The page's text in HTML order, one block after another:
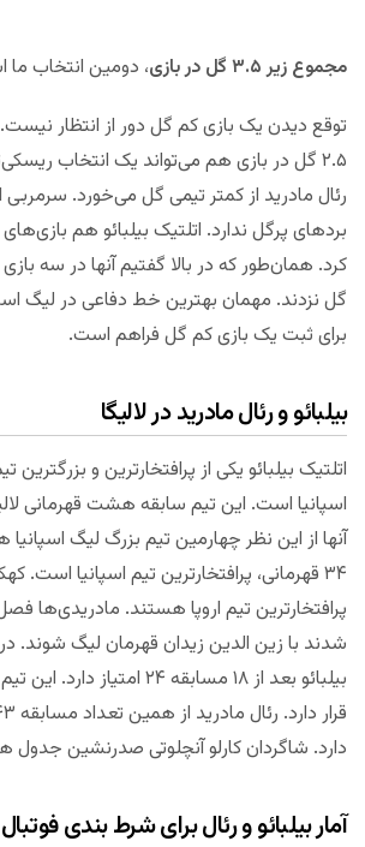
مجموع زیر ۳.۵ گل در بازی
، دومین انتخاب
توقع دیدن یک بازی کم گل دور از انتظار
۲.۵ گل در بازی هم می‌تواند یک انتخاب
رئال مادرید از کمتر تیمی گل می‌خورد. سرمربی
بردهای پرگل ندارد. اتلتیک بیلبائو هم
کرد. همان‌طور که در بالا گفتیم آنها در سه
گل نزدند. مهمان بهترین خط دفاعی در لیگ
برای ثبت یک بازی کم گل فراهم است.
بیلبائو و رئال مادرید در لالیگا
اتلتیک بیلبائو یکی از پرافتخارترین و بزرگترین‌
اسپانیا است. این تیم سابقه هشت قهرمانی
آنها از این نظر چهارمین تیم بزرگ لیگ اسپانیا
۳۴ قهرمانی، پرافتخارترین تیم اسپانیا
پرافتخارترین تیم اروپا هستند. مادریدی‌ها
شدند با زین الدین زیدان قهرمان لیگ شوند.
بیلبائو بعد از ۱۸ مسابقه ۲۴
دارد. شاگردان کارلو آنچلوتی صدرنشین جدول
آماربیلبائو و رئال برای شرط بندی فوتبال